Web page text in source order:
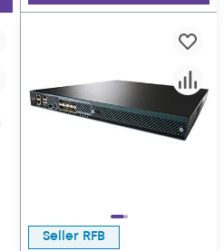
Seller RFB